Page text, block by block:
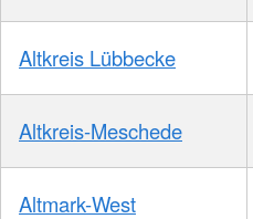
Altkreis Lübbecke
Altkreis-Meschede
Altmark-West